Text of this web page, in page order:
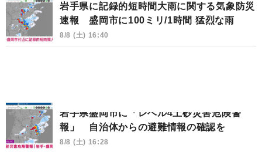
岩手県に記録的短時間大雨に関する気象防災
速報 盛岡市に100ミリ/1時間 猛烈な雨
8/8 (土) 16:40
岩手県盛岡市に「レベル4土砂災害危険警
報」 自治体からの避難情報の確認を
8/8 (土) 16:28